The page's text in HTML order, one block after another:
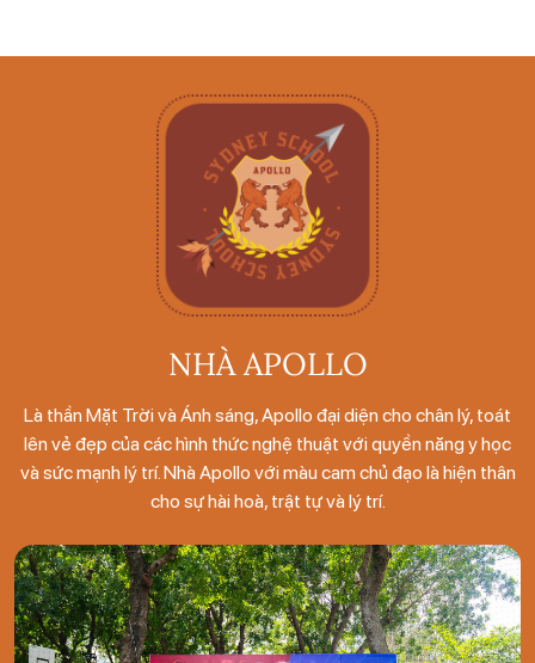
NHÀ APOLLO
Là thần Mặt Trời và Ánh sáng, Apollo đại diện cho chân lý, toát
lên vẻ đẹp của các hình thức nghệ thuật với quyền năng y học
và sức mạnh lý trí. Nhà Apollo với màu cam chủ đạo là hiện thân
cho sự hài hoà, trật tự và lý trí.